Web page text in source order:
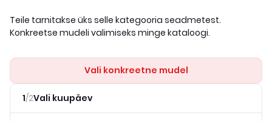
Teile tarnitakse üks selle kategooria seadmetest.
Konkreetse mudeli valimiseks minge kataloogi.
Vali konkreetne mudel
1/2Vali kuupäev